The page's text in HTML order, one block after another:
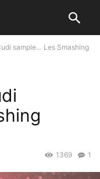
sample… Les Smashing
1
1369